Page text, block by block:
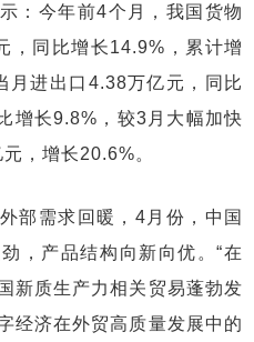
：今年前4个月，我国货物
，同比增长14.9%，累计增
月进出口4.38万亿元，同比
增长9.8%，较3月大幅加快
，增长20.6%。
需求回暖，4月份，中国
，产品结构向新向优。“在
新质生产力相关贸易蓬勃发
经济在外贸高质量发展中的